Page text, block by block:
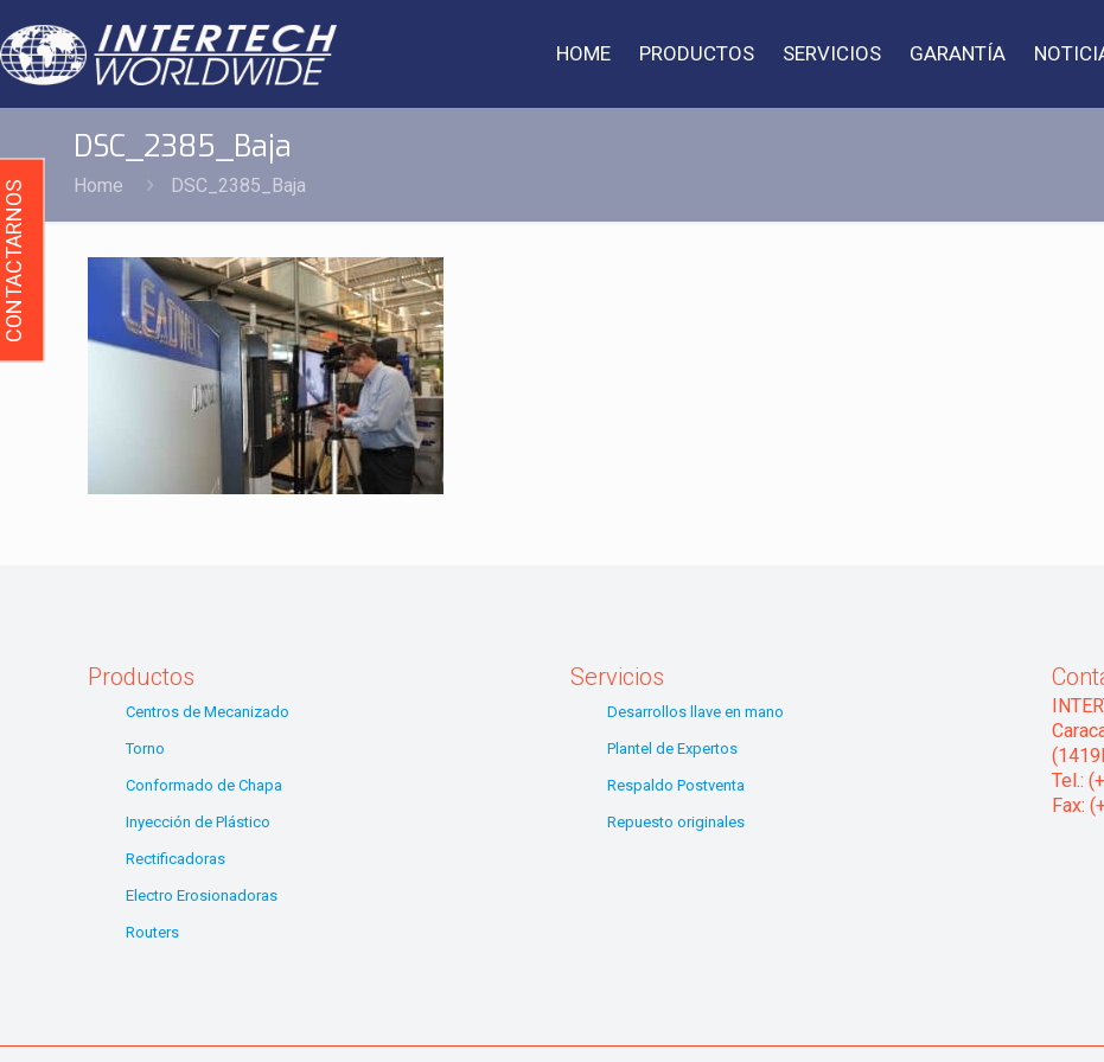
HOME PRODUCTOS SERVICIOS GARANTÍA
DSC_2385_Baja
Home DSC_2385_Baja
Productos
Centros de Mecanizado
Torno
Conformado de Chapa
Inyección de Plástico
Rectificadoras
Electro Erosionadoras
Routers
Servicios
Desarrollos llave en mano
Plantel de Expertos
Respaldo Postventa
Repuesto originales
Tel.:
Fax:
CONTACTARNOS